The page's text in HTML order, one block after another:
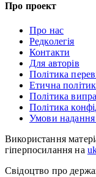
Про проект
Про нас
Редколегія
Контакти
Для авторів
Політика
Етична
Політика
Політика
Умови надання
Використання
гіперпосилання на
Свідоцтво про